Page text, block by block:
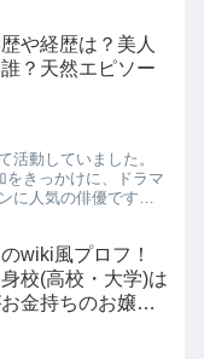
や経歴は？美人
？天然エピソー
活動していました。
きっかけに、ドラマ
に人気の俳優です。
wiki風プロフ！
校(高校・大学)は
金持ちのお嬢